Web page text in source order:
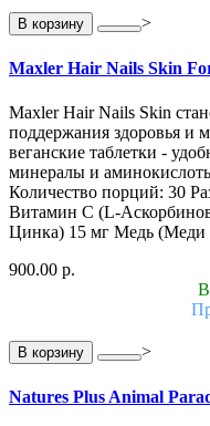
В корзину >
Maxler Hair Nails Skin
Maxler Hair Nails Skin
поддержания здоровья и
веганские таблетки -
минералы и
Количество порций: 30
Витамин C (L-
Цинка) 15 мг Медь (Меди
900.00 р.
В корзину >
Natures Plus Animal